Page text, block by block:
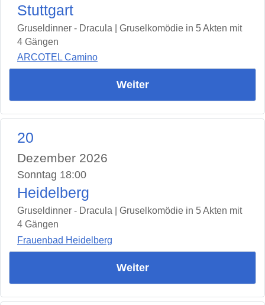
Stuttgart
Gruseldinner - Dracula | Gruselkomödie in 5 Akten mit
4 Gängen
ARCOTEL Camino
Weiter
20
Dezember 2026
Sonntag 18:00
Heidelberg
Gruseldinner - Dracula | Gruselkomödie in 5 Akten mit
4 Gängen
Frauenbad Heidelberg
Weiter